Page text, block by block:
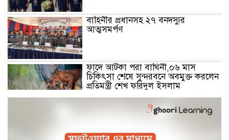
বাহিনীর প্রধানসহ ২৭ বনদস্যুর
আত্মসমর্পণ
ফাদে আটকা পরা বাঘিনী,০৬ মাস
চিকিৎসা শেষে সুন্দরবনে অবমুক্ত করলেন
প্রতিমন্ত্রী শেখ ফরিদুল ইসলাম
মোংলা নদীতে ২৪ ঘন্টা ফেরি চলাচলের